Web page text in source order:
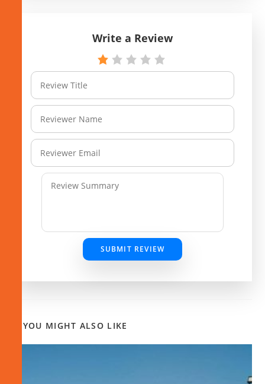
Write a Review
SUBMIT REVIEW
YOU MIGHT ALSO LIKE